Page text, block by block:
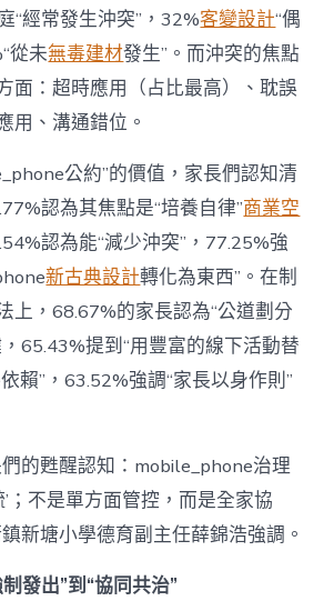
“經常發生沖突”，32%客變設計“偶
從未無毒建材發生”。而沖突的焦點
面：超時應用（占比最高）、耽誤
用、溝通錯位。
公約”的價值，家長們認知清
認為其焦點是“培養自律”商業空
認為能“減少沖突”，77.25%強
新古典設計轉化為東西”。在制
上，68.67%的家長認為“公道劃分
65.43%提到“用豐富的線下活動替
賴”，63.52%強調“家長以身作則”
的甦醒認知：mobile_phone治理
’；不是單方面管控，而是全家協
新塘小學德育副主任薛錦浩強調。
發出”到“協同共治”